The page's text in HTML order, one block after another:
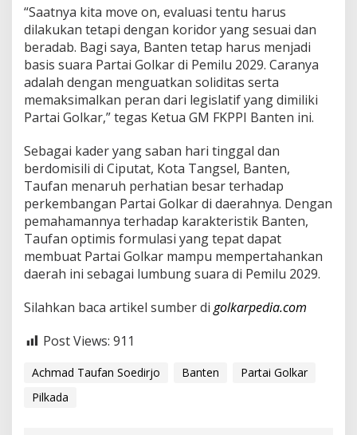
t
u
k
2
0
2
9
!
“Saatnya kita move on, evaluasi tentu harus
dilakukan tetapi dengan koridor yang sesuai dan
beradab. Bagi saya, Banten tetap harus menjadi
basis suara Partai Golkar di Pemilu 2029. Caranya
adalah dengan menguatkan soliditas serta
memaksimalkan peran dari legislatif yang dimiliki
Partai Golkar,” tegas Ketua GM FKPPI Banten ini.
Sebagai kader yang saban hari tinggal dan
berdomisili di Ciputat, Kota Tangsel, Banten,
Taufan menaruh perhatian besar terhadap
perkembangan Partai Golkar di daerahnya. Dengan
pemahamannya terhadap karakteristik Banten,
Taufan optimis formulasi yang tepat dapat
membuat Partai Golkar mampu mempertahankan
daerah ini sebagai lumbung suara di Pemilu 2029.
Silahkan baca artikel sumber digolkarpedia.com
Post Views: 911
Achmad Taufan Soedirjo Banten
Partai Golkar
Pilkada